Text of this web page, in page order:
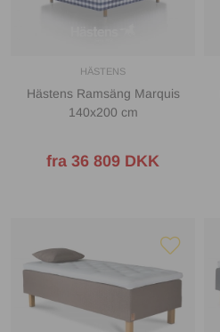
HÄSTENS
Hästens Ramsäng Marquis
140x200 cm
fra 36 809 DKK